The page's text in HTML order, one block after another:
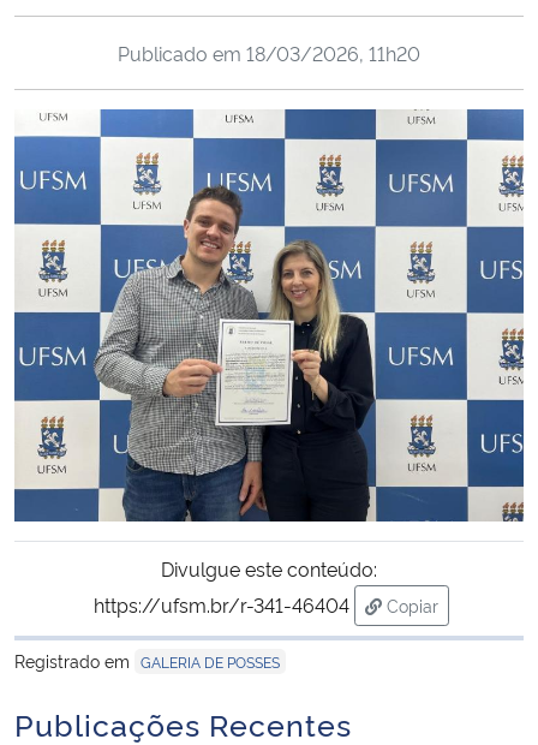
Ministério da Cidadania
Ministério da Ciência, Tecnologia, Inovações e Comunicações
Ministério do Meio Ambiente
Ministério do Turismo
Ministério do Desenvolvimento Regional
Controladoria-Geral da União
Secretaria de Governo
Gabinete de Segurança Institucional
Publicado em 18/03/2026, 11h20
Divulgue este conteúdo:
https://ufsm.br/r-341-46404
Copiar
para área de
Registrado em GALERIA DE POSSES
Publicações Recentes